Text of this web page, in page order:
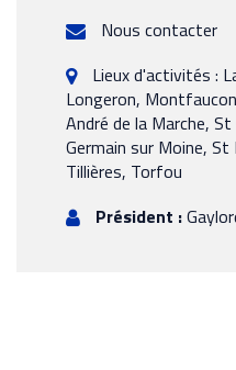
Nous contacter
Lieux d'activités :
Longeron,
André de la Marche,
Germain sur Moine,
Tillières, Torfou
Président :